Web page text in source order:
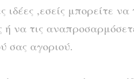
,εσείς μπορείτε να
ή να τις
σας αγοριού.